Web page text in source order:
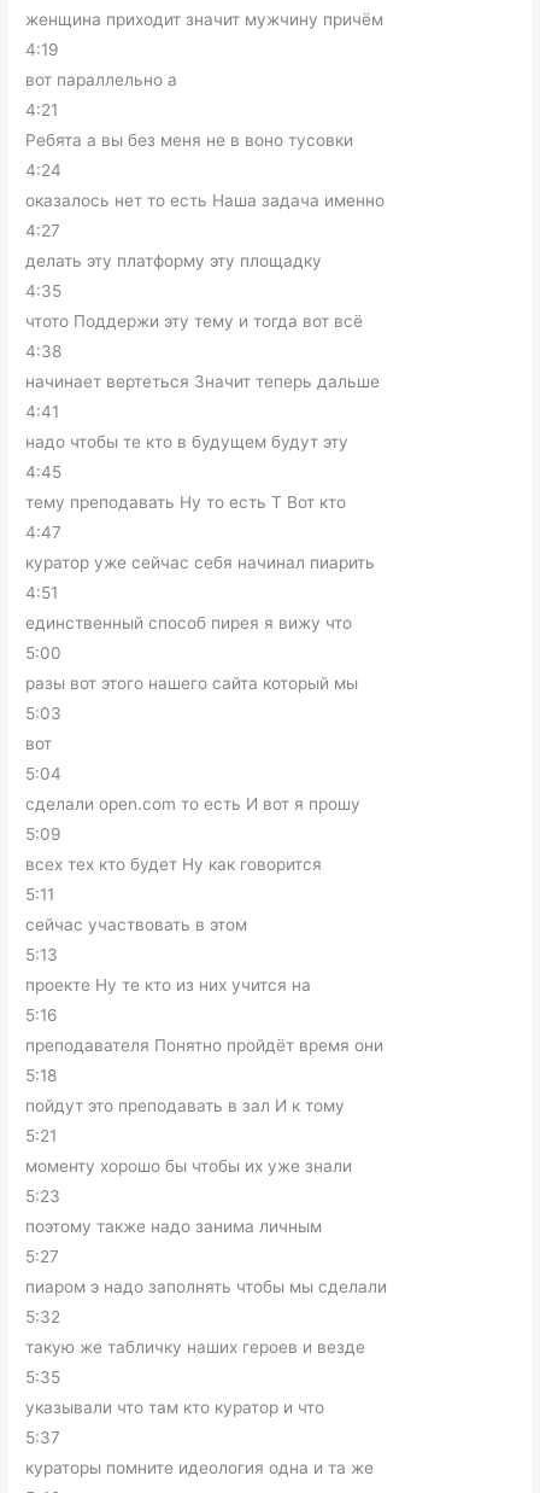
женщина приходит значит мужчину причём
4:19
вот параллельно а
4:21
Ребята а вы без меня не в воно тусовки
4:24
оказалось нет то есть Наша задача именно
4:27
делать эту платформу эту площадку
4:35
чтото Поддержи эту тему и тогда вот всё
4:38
начинает вертеться Значит теперь дальше
4:41
надо чтобы те кто в будущем будут эту
4:45
тему преподавать Ну то есть Т Вот кто
4:47
куратор уже сейчас себя начинал пиарить
4:51
единственный способ пирея я вижу что
5:00
разы вот этого нашего сайта который мы
5:03
вот
5:04
сделали open.com то есть И вот я прошу
5:09
всех тех кто будет Ну как говорится
5:11
сейчас участвовать в этом
5:13
проекте Ну те кто из них учится на
5:16
преподавателя Понятно пройдёт время они
5:18
пойдут это преподавать в зал И к тому
5:21
моменту хорошо бы чтобы их уже знали
5:23
поэтому также надо занима личным
5:27
пиаром э надо заполнять чтобы мы сделали
5:32
такую же табличку наших героев и везде
5:35
указывали что там кто куратор и что
5:37
кураторы помните идеология одна и та же